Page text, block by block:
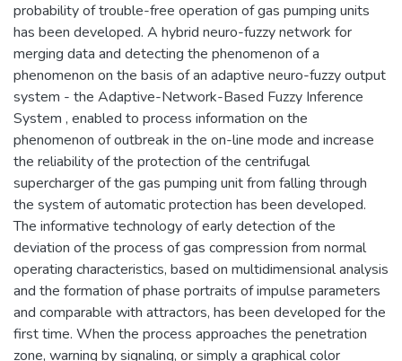
probability of trouble-free operation of gas pumping units
has been developed. A hybrid neuro-fuzzy network for
merging data and detecting the phenomenon of a
phenomenon on the basis of an adaptive neuro-fuzzy output
system - the Adaptive-Network-Based Fuzzy Inference
System , enabled to process information on the
phenomenon of outbreak in the on-line mode and increase
the reliability of the protection of the centrifugal
supercharger of the gas pumping unit from falling through
the system of automatic protection has been developed.
The informative technology of early detection of the
deviation of the process of gas compression from normal
operating characteristics, based on multidimensional analysis
and the formation of phase portraits of impulse parameters
and comparable with attractors, has been developed for the
first time. When the process approaches the penetration
zone, warning by signaling, or simply a graphical color